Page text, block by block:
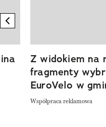
previous element
Z widokiem na
fragmenty
EuroVelo w
Współpraca reklamowa